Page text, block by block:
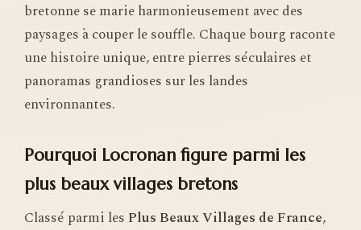
bretonne se marie harmonieusement avec des
paysages à couper le souffle. Chaque bourg raconte
une histoire unique, entre pierres séculaires et
panoramas grandioses sur les landes
environnantes.
Pourquoi Locronan figure parmi les
plus beaux villages bretons
Classé parmi lesPlus Beaux Villages de France,